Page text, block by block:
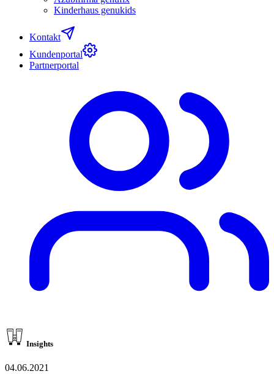
Kinderhaus genukids
Kontakt
Kundenportal
Partnerportal
Insights
04.06.2021